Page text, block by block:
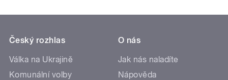
Český rozhlas
Válka na Ukrajině
Komunální volby
O nás
Jak nás naladíte
Nápověda